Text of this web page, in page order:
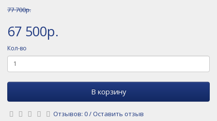
77 700р.
67 500р.
Кол-во
В корзину
Отзывов: 0/Оставить отзыв